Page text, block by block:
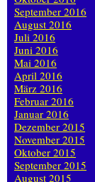
September 2016
August 2016
Juli 2016
Juni 2016
Mai 2016
April 2016
März 2016
Februar 2016
Januar 2016
Dezember 2015
November 2015
Oktober 2015
September 2015
August 2015